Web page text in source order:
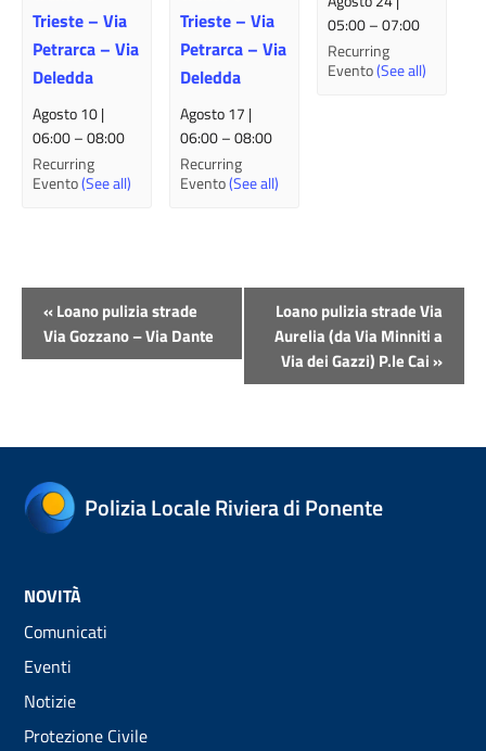
Trieste – Via
Petrarca – Via
Deledda
Agosto 10 |
06:00–08:00
Recurring
Evento(See all)
Trieste – Via
Petrarca – Via
Deledda
Agosto 17 |
06:00–08:00
Recurring
Evento(See all)
05:00–07:00
Recurring
Evento(See all)
Evento
Navigazione
«Loano pulizia strade
Via Gozzano – Via Dante
Loano pulizia strade Via
Aurelia (da Via Minniti a
Via dei Gazzi) P.le Cai»
Polizia Locale Riviera di Ponente
NOVITÀ
Comunicati
Eventi
Notizie
Protezione Civile